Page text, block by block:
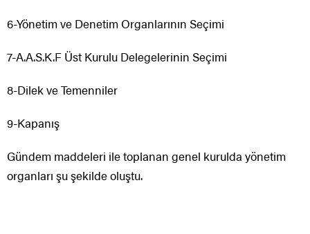
6-Yönetim ve Denetim Organlarının Seçimi
7-A.A.S.K.F Üst Kurulu Delegelerinin Seçimi
8-Dilek ve Temenniler
9-Kapanış
Gündem maddeleri ile toplanan genel kurulda yönetim
organları şu şekilde oluştu.